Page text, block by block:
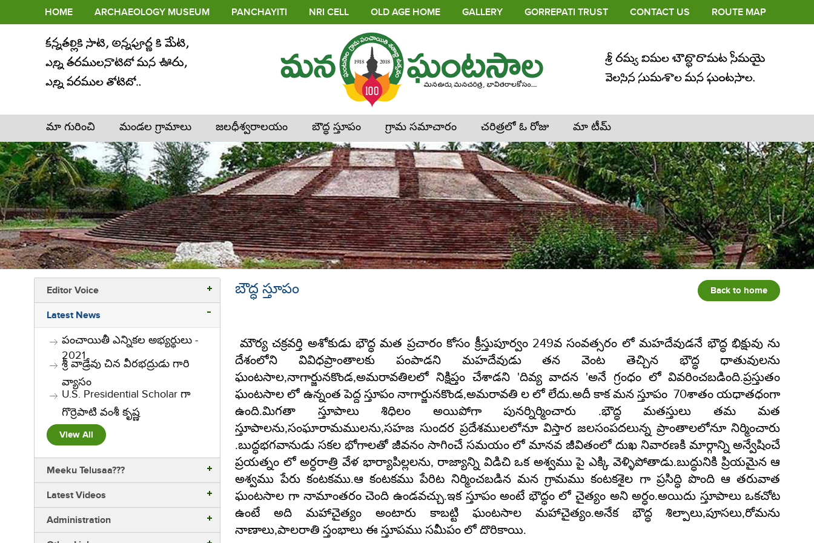
HOME ARCHAEOLOGY MUSEUM PANCHAYITI NRI CELL OLD AGE HOME GALLERY GORREPATI TRUST CONTACT US ROUTE MAP
మా గురించి మండల గ్రామాలు జలధీశ్వరాలయం బౌద్ధ స్తూపం గ్రామ సమాచారం చరిత్రలో ఓ రోజు మా టీమ్
Editor Voice
Latest News
పంచాయితీ ఎన్నికల అభ్యర్ధులు -
2021
శ్రీ వాడ్రేవు చిన వీరభద్రుడు గారి
వ్యాసం
U.S. Presidential Scholar గా
గొర్రెపాటి వంశీ కృష్ణ
View All
Meeku Telusaa???
Latest Videos
Administration
బౌద్ధ స్తూపం Back to home
మౌర్య చక్రవర్తి అశోకుడు భౌద్ధ మత ప్రచారం కోసం క్రీస్తుపూర్వం 249వ సంవత్సరం లో మహదేవుడనే భౌద్ధ భిక్షువు ను
దేశంలోని వివిధప్రాంతాలకు పంపాడని మహదేవుడు తన వెంట తెచ్చిన భౌద్ధ ధాతువులను
ఘంటసాల,నాగార్జునకొండ,అమరావతిలలో నిక్షిప్తం చేశాడని 'దివ్య వాదన 'అనే గ్రంధం లో వివరించబడింది.ప్రస్తుతం
ఘంటసాల లో ఉన్నంత పెద్ద స్తూపం నాగార్జునకొండ,అమరావతి ల లో లేదు.అదీ కాక మన స్తూపం 70శాతం యధాతధంగా
ఉంది.మిగతా స్తూపాలు శిధిలం అయిపోగా పునర్నిర్మించారు .భౌద్ధ మతస్తులు తమ మత
స్తూపాలను,సంఘారామములను,సహజ సుందర ప్రదేశములలోనూ విస్తార జలసంపదలున్న ప్రాంతాలలోనూ నిర్మించారు
.బుద్ధభగవానుడు సకల భోగాలతో జీవనం సాగించే సమయం లో మానవ జీవితంలో దుఖ నివారణకి మార్గాన్ని అన్వేషించే
ప్రయత్నం లో అర్ధరాత్రి వేళ భార్యాపిల్లలను, రాజ్యాన్ని విడిచి ఒక అశ్వము పై ఎక్కి వెళ్ళిపోతాడు.బుద్ధునికి ప్రియమైన ఆ
అశ్వము పేరు కంటకము.ఆ కంటకము పేరిట నిర్మించబడిన మన గ్రామము కంటకశైల గా ప్రసిద్ధి పొంది ఆ తరువాత
ఘంటసాల గా నామాంతరం చెంది ఉండవచ్చు.ఇక స్తూపం అంటే భౌద్ధం లో చైత్యం అని అర్ధం.అయిదు స్తూపాలు ఒకచోట
ఉంటే అది మహాచైత్యం అంటారు కాబట్టి ఘంటసాల మహాచైత్యం.అనేక భౌద్ధ శిల్పాలు,పూసలు,రోమను
నాణాలు,పాలరాతి స్తంభాలు ఈ స్తూపము సమీపం లో దొరికాయి.